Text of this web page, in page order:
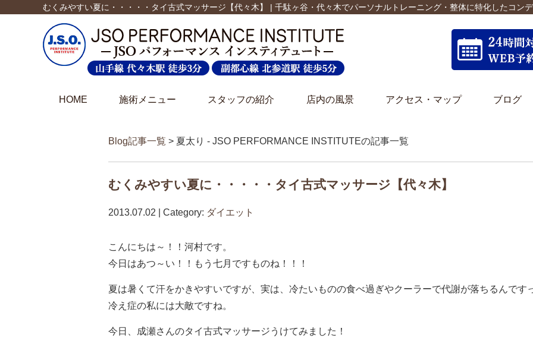
むくみやすい夏に・・・・・タイ古式マッサージ【代々木】 | 千駄ヶ谷・代々木でパーソナルトレーニング・整体に特化したコン
HOME 施術メニュー スタッフの紹介 店内の風景 アクセス・マップ ブログ
Blog記事一覧 > 夏太り - JSO PERFORMANCE INSTITUTEの記事一覧
むくみやすい夏に・・・・・タイ古式マッサージ【代々木】
2013.07.02 | Category: ダイエット
こんにちは～！！河村です。
今日はあつ～い！！もう七月ですものね！！！
夏は暑くて汗をかきやすいですが、実は、冷たいものの食べ過ぎやクーラーで代謝が落ちるんです
冷え症の私には大敵ですね。
今日、成瀬さんのタイ古式マッサージうけてみました！